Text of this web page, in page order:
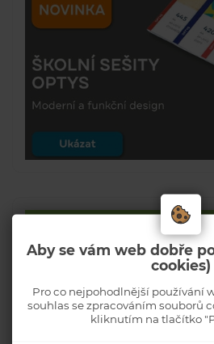
Aby se vám web dobře
cookies)
Pro co nejpohodlnější používání
souhlas se zpracováním souborů
kliknutím na tlačítko